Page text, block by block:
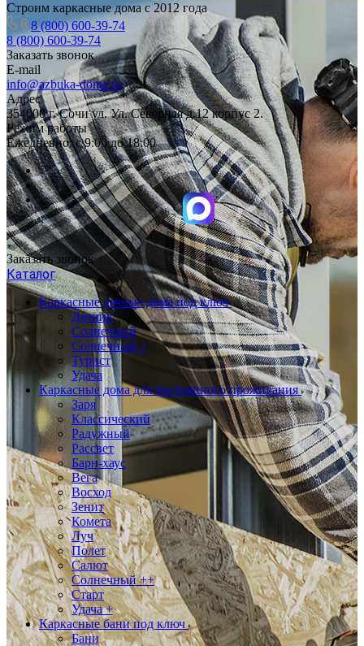
Строим каркасные дома с 2012 года
8 (800) 600-39-74
8 (800) 600-39-74
Заказать звонок
E-mail
info@azbuka-doma.ru
Адрес
354000 г. Сочи ул. Ул. Северная д.12 корпус 2.
Режим работы
Ежедневно: с 9:00 до 18:00
Заказать звонок
Каталог
Каркасные дачные дома под ключ
Дачник
Солнечный
Солнечный +
Турист
Удача
Каркасные дома для постоянного проживания
Заря
Классический
Радужный
Рассвет
Барн-хаус
Вега
Восход
Зенит
Комета
Луч
Полет
Салют
Солнечный ++
Старт
Удача +
Каркасные бани под ключ
Бани